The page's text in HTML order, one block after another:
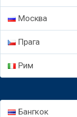
Москва
Прага
Рим
Бангкок